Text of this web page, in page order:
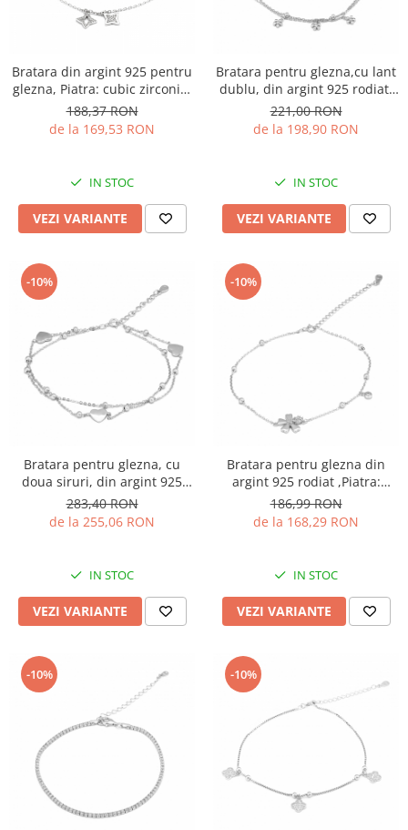
Bratara din argint 925 pentru
glezna, Piatra: cubic zirconia,
Culoare: transparent,Sonis
Silver
188,37 RON
de la 169,53 RON
IN STOC
VEZI VARIANTE
Bratara pentru glezna,cu lant
dublu, din argint 925 rodiat,
Piatra: cubic zirconia, Culoare:
transparenta, Sonis Silver
221,00 RON
de la 198,90 RON
IN STOC
VEZI VARIANTE
-10%
Bratara pentru glezna, cu
doua siruri, din argint 925
rodiat, Sonis Silver
283,40 RON
de la 255,06 RON
IN STOC
VEZI VARIANTE
-10%
Bratara pentru glezna din
argint 925 rodiat ,Piatra:
zirconia fatetata, Culoare:
transparenta, Sonis Silver
186,99 RON
de la 168,29 RON
IN STOC
VEZI VARIANTE
-10% -10%